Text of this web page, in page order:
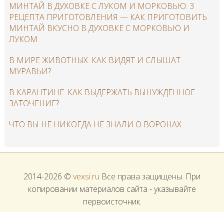
МИНТАЙ В ДУХОВКЕ С ЛУКОМ И МОРКОВЬЮ: 3
РЕЦЕПТА ПРИГОТОВЛЕНИЯ — КАК ПРИГОТОВИТЬ
МИНТАЙ ВКУСНО В ДУХОВКЕ С МОРКОВЬЮ И
ЛУКОМ
В МИРЕ ЖИВОТНЫХ. КАК ВИДЯТ И СЛЫШАТ
МУРАВЬИ?
В КАРАНТИНЕ. КАК ВЫДЕРЖАТЬ ВЫНУЖДЕННОЕ
ЗАТОЧЕНИЕ?
ЧТО ВЫ НЕ НИКОГДА НЕ ЗНАЛИ О ВОРОНАХ
2014-2026 © vexsi.ru Все права защищены. При
копировании материалов сайта - указывайте
первоисточник.